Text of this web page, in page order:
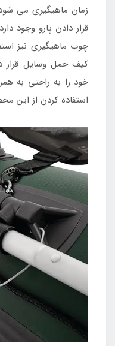
زمان ماهیگیری می
قرار دادن پارو وجود
چوب ماهیگیری نیز
کیف حمل وسایل قرار
خود را به راحتی به
استفاده کردن از این